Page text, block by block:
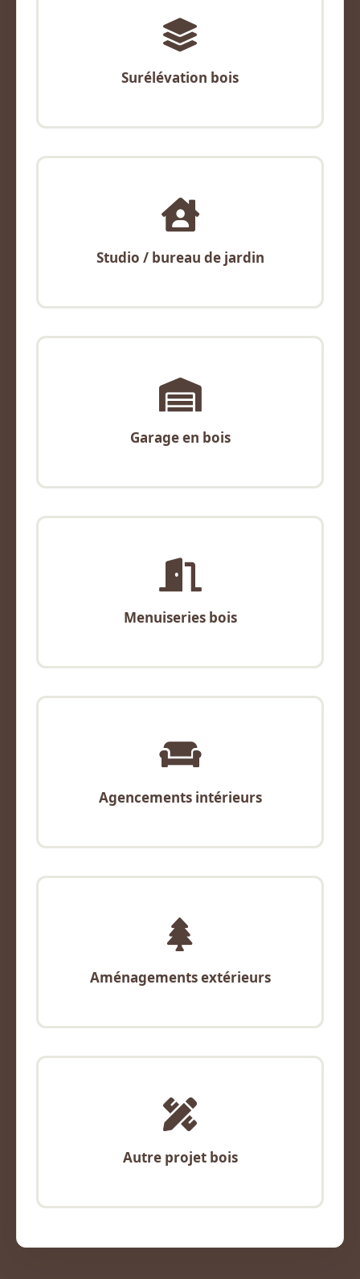
Surélévation bois
Studio / bureau de jardin
Garage en bois
Menuiseries bois
Agencements intérieurs
Aménagements extérieurs
Autre projet bois